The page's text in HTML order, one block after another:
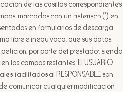
de las casillas correspondientes
marcados con un asterisco (*) en
en formularios de descarga,
libre e inequívoca, que sus datos
por parte del prestador, siendo
los campos restantes. El USUARIO
facilitados al RESPONSABLE son
comunicar cualquier modificación